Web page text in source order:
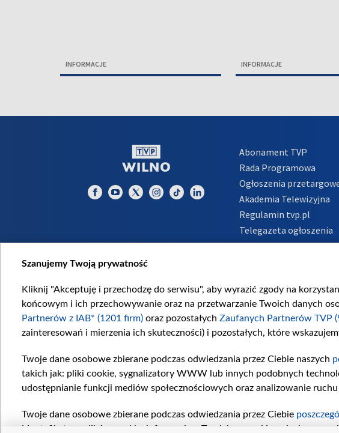
INFORMACJE INFORMACJE
Abonament TVP
Rada Programowa
Ogłoszenia
Akademia Telewizyjna
Regulamin tvp.pl
Telegazeta ogłoszenia
Informacje o nadawcy
Szanujemy Twoją prywatność
Kliknij "Akceptuję i przechodzę do serwisu", aby wyrazić zgody na
końcowym i ich przechowywanie oraz na przetwarzanie Twoich danych
Partnerów z IAB* (1201 firm) oraz pozostałych Zaufanych Partnerów TVP
zainteresowań i mierzenia ich skuteczności) i pozostałych, które
Twoje dane osobowe zbierane podczas odwiedzania przez Ciebie naszych
takich jak: pliki cookie, sygnalizatory WWW lub innych podobnych
udostępnianie funkcji mediów społecznościowych oraz analizowanie
Twoje dane osobowe zbierane podczas odwiedzania przez Ciebie
identyfikatory plików cookie, informacje o Twoich wyszukiwaniach w